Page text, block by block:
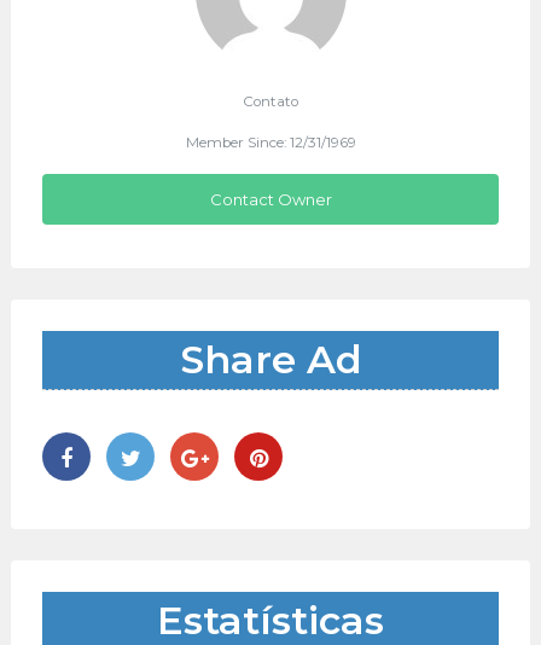
Contato
Member Since: 12/31/1969
Contact Owner
Share Ad
Estatísticas